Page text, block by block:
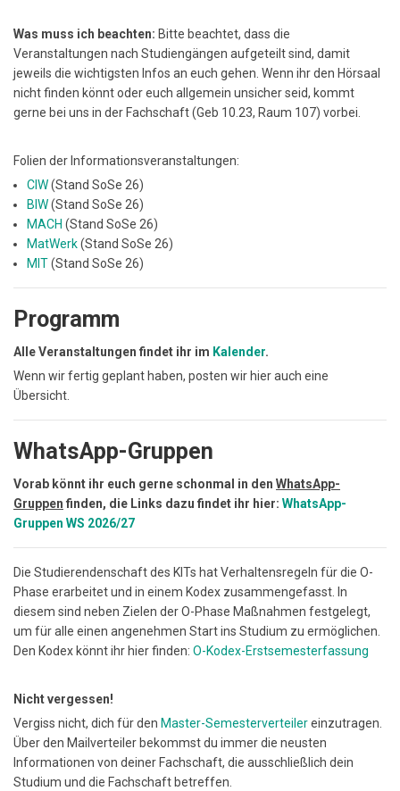
Was muss ich beachten: Bitte beachtet, dass die
Veranstaltungen nach Studiengängen aufgeteilt sind, damit
jeweils die wichtigsten Infos an euch gehen. Wenn ihr den Hörsaal
nicht finden könnt oder euch allgemein unsicher seid, kommt
gerne bei uns in der Fachschaft (Geb 10.23, Raum 107) vorbei.
Folien der Informationsveranstaltungen:
CIW(Stand SoSe 26)
BIW(Stand SoSe 26)
MACH (Stand SoSe 26)
MatWerk(Stand SoSe 26)
MIT(Stand SoSe 26)
Programm
Alle Veranstaltungen findet ihr im Kalender.
Wenn wir fertig geplant haben, posten wir hier auch eine
Übersicht.
WhatsApp-Gruppen
Vorab könnt ihr euch gerne schonmal in den WhatsApp-
Gruppen finden, die Links dazu findet ihr hier: WhatsApp-
Gruppen WS 2026/27
Die Studierendenschaft des KITs hat Verhaltensregeln für die O-
Phase erarbeitet und in einem Kodex zusammengefasst. In
diesem sind neben Zielen der O-Phase Maßnahmen festgelegt,
um für alle einen angenehmen Start ins Studium zu ermöglichen.
Den Kodex könnt ihr hier finden: O-Kodex-Erstsemesterfassung
Nicht vergessen!
Vergiss nicht, dich für den Master-Semesterverteilereinzutragen.
Über den Mailverteiler bekommst du immer die neusten
Informationen von deiner Fachschaft, die ausschließlich dein
Studium und die Fachschaft betreffen.